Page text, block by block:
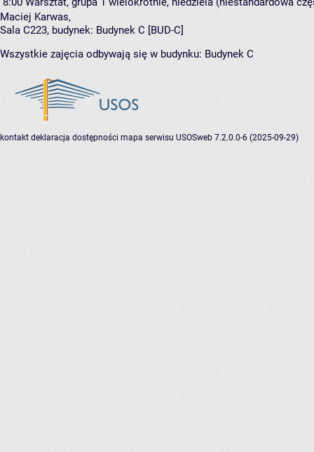
Maciej Karwas,
Sala C223, budynek: Budynek C [BUD-C]
Wszystkie zajęcia odbywają się w budynku: Budynek C
kontakt deklaracja dostępności mapa serwisu USOSweb 7.2.0.0-6 (2025-09-29)